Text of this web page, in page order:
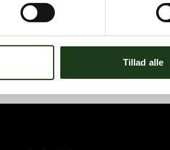
Tillad alle
hjælp?
du har spørgsmål eller brug for
afdeling